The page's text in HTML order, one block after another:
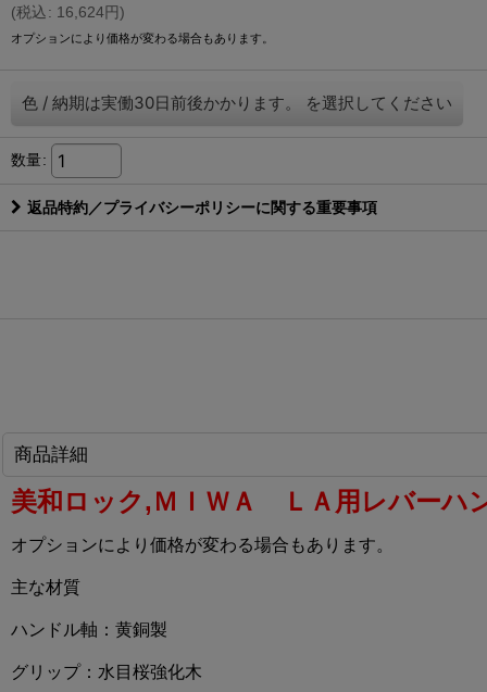
(税込: 16,624円)
オプションにより価格が変わる場合もあります。
色 / 納期は実働30日前後かかります。 を選択してください
数量:
返品特約／プライバシーポリシーに関する重要事項
商品詳細
美和ロック,ＭＩＷＡ ＬＡ用レバーハ
オプションにより価格が変わる場合もあります。
主な材質
ハンドル軸：黄銅製
グリップ：水目桜強化木